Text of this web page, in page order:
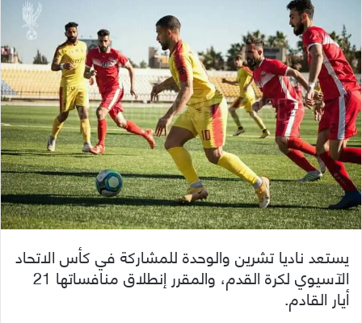
يستعد ناديا تشرين والوحدة للمشاركة في كأس الاتحاد
الآسيوي لكرة القدم، والمقرر إنطلاق منافساتها 21
أيار القادم.